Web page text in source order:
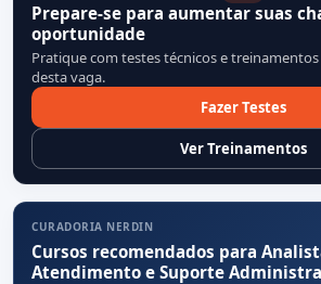
Prepare-se para aumentar suas
oportunidade
Pratique com testes técnicos e
desta vaga.
Fazer Testes
Ver Treinamentos
CURADORIA NERDIN
Cursos recomendados para
Atendimento e Suporte